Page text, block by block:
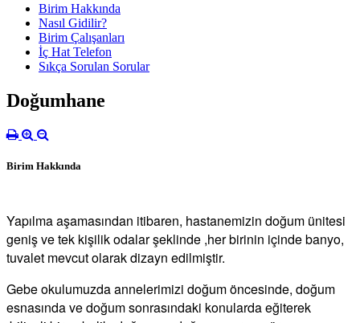
Birim Hakkında
Nasıl Gidilir?
Birim Çalışanları
İç Hat Telefon
Sıkça Sorulan Sorular
Doğumhane
Birim Hakkında
Yapılma aşamasından itibaren, hastanemizin doğum ünitesi
geniş ve tek kişilik odalar şeklinde ,her birinin içinde banyo,
tuvalet mevcut olarak dizayn edilmiştir.
Gebe okulumuzda annelerimizi doğum öncesinde, doğum
esnasında ve doğum sonrasındaki konularda eğiterek